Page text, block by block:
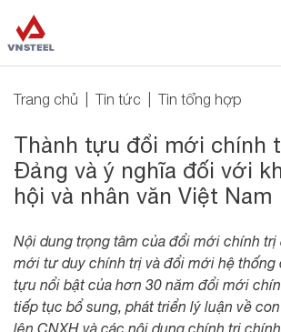
Trang chủ Tin tức Tin tổng hợp
Thành tựu đổi mới chính
Đảng và ý nghĩa đối với
hội và nhân văn Việt Nam
Nội dung trọng tâm của đổi mới chính
mới tư duy chính trị và đổi mới hệ thống
tựu nổi bật của hơn 30 năm đổi mới
tiếp tục bổ sung, phát triển lý luận về
lên CNXH và các nội dung chính trị